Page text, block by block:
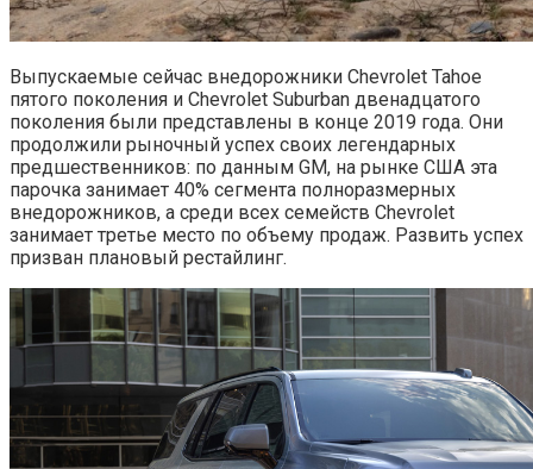
Выпускаемые сейчас внедорожники Chevrolet Tahoe
пятого поколения и Chevrolet Suburban двенадцатого
поколения были представлены в конце 2019 года. Они
продолжили рыночный успех своих легендарных
предшественников: по данным GM, на рынке США эта
парочка занимает 40% сегмента полноразмерных
внедорожников, а среди всех семейств Chevrolet
занимает третье место по объему продаж. Развить успех
призван плановый рестайлинг.